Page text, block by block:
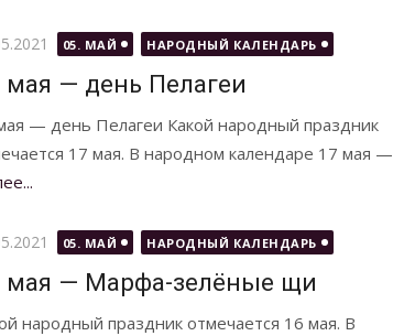
05. МАЙ НАРОДНЫЙ КАЛЕНДАРЬ
мая — день Пелагеи
— день Пелагеи Какой народный праздник
17 мая. В народном календаре 17 мая —
05. МАЙ НАРОДНЫЙ КАЛЕНДАРЬ
мая — Марфа-зелёные щи
народный праздник отмечается 16 мая. В